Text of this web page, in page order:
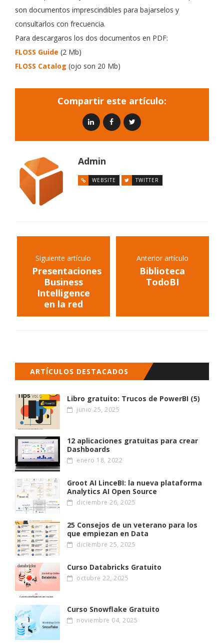
son documentos imprescindibles para bajarselos y
consultarlos con frecuencia.
Para descargaros los dos documentos en PDF:
FLOSS Guide (2 Mb)
FLOSS Catalog (ojo son 20 Mb)
Compartir este artículo:
Admin
WEBSITE TWITTER
Siguiente artículo
Presentaciones
Business
Intelligence
en la red
Anterior artículo
Biblioteca
TodoBI
ARTÍCULOS DESTACADOS
Libro gratuito: Trucos de PowerBI (5)
junio 25, 2025
12 aplicaciones gratuitas para crear
Dashboards
enero 18, 2022
Groot AI LinceBI: la nueva plataforma
Analytics AI Open Source
diciembre 26, 2025
25 Consejos de un veterano para los
que empiezan en Data
diciembre 25, 2025
Curso Databricks Gratuito
octubre 22, 2025
Curso Snowflake Gratuito
noviembre 04, 2025